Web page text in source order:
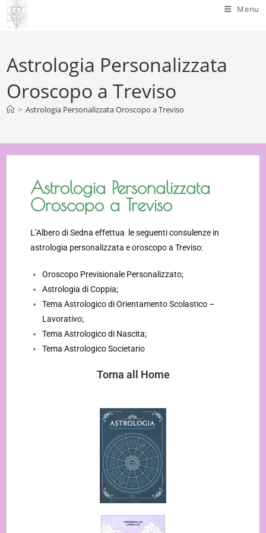
Menu
Astrologia Personalizzata
Oroscopo a Treviso
> Astrologia Personalizzata Oroscopo a Treviso
Astrologia Personalizzata
Oroscopo a Treviso
L’Albero di Sedna effettua le seguenti consulenze in
astrologia personalizzata e oroscopo a Treviso:
Oroscopo Previsionale Personalizzato;
Astrologia di Coppia;
Tema Astrologico di Orientamento Scolastico –
Lavorativo;
Tema Astrologico di Nascita;
Tema Astrologico Societario
Torna all Home